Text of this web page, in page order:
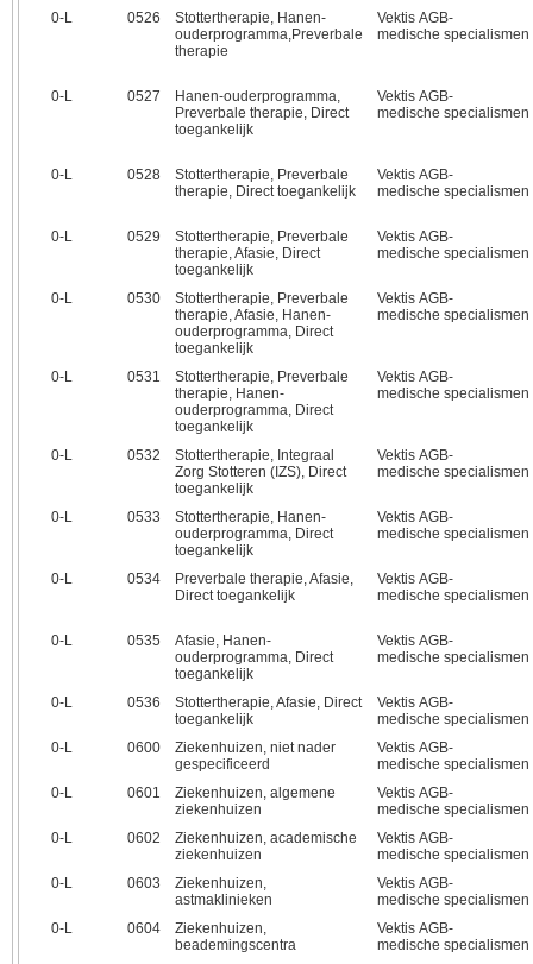
0‑L 0526
Stottertherapie, Hanen-
ouderprogramma,Preverbale
therapie
Vektis AGB-
medische specialismen
0‑L 0527
Hanen-ouderprogramma,
Preverbale therapie, Direct
toegankelijk
Vektis AGB-
medische specialismen
0‑L 0528
Stottertherapie, Preverbale
therapie, Direct toegankelijk
Vektis AGB-
medische specialismen
0‑L 0529
Stottertherapie, Preverbale
therapie, Afasie, Direct
toegankelijk
Vektis AGB-
medische specialismen
0‑L 0530
Stottertherapie, Preverbale
therapie, Afasie, Hanen-
ouderprogramma, Direct
toegankelijk
Vektis AGB-
medische specialismen
0‑L 0531
Stottertherapie, Preverbale
therapie, Hanen-
ouderprogramma, Direct
toegankelijk
Vektis AGB-
medische specialismen
0‑L 0532
Stottertherapie, Integraal
Zorg Stotteren (IZS), Direct
toegankelijk
Vektis AGB-
medische specialismen
0‑L 0533
Stottertherapie, Hanen-
ouderprogramma, Direct
toegankelijk
Vektis AGB-
medische specialismen
0‑L 0534
Preverbale therapie, Afasie,
Direct toegankelijk
Vektis AGB-
medische specialismen
0‑L 0535
Afasie, Hanen-
ouderprogramma, Direct
toegankelijk
Vektis AGB-
medische specialismen
0‑L 0536
Stottertherapie, Afasie, Direct
toegankelijk
Vektis AGB-
medische specialismen
0‑L
0600
Ziekenhuizen, niet nader
gespecificeerd
Vektis AGB-
medische specialismen
0‑L
0601
Ziekenhuizen, algemene
ziekenhuizen
Vektis AGB-
medische specialismen
0‑L
0602
Ziekenhuizen, academische
ziekenhuizen
Vektis AGB-
medische specialismen
0‑L
0603
Ziekenhuizen,
astmaklinieken
Vektis AGB-
medische specialismen
0‑L
0604
Ziekenhuizen,
beademingscentra
Vektis AGB-
medische specialismen